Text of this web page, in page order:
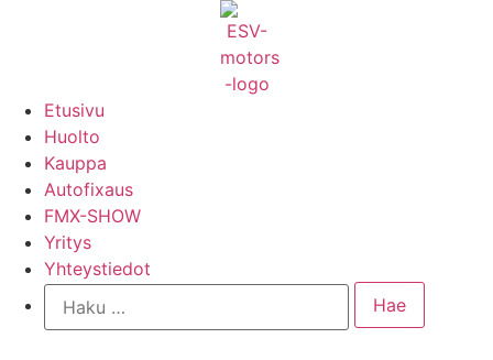
Etusivu
Huolto
Kauppa
Autofixaus
FMX-SHOW
Yritys
Yhteystiedot